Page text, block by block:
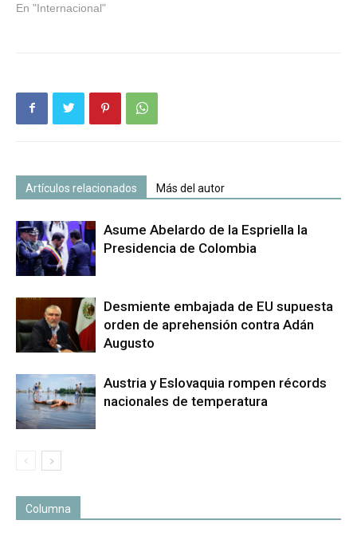
congresistas demócratas
Honduras y otros países.
En "Internacional"
Artículos relacionados Más del autor
Asume Abelardo de la Espriella la
Presidencia de Colombia
Desmiente embajada de EU supuesta
orden de aprehensión contra Adán
Augusto
Austria y Eslovaquia rompen récords
nacionales de temperatura
Columna